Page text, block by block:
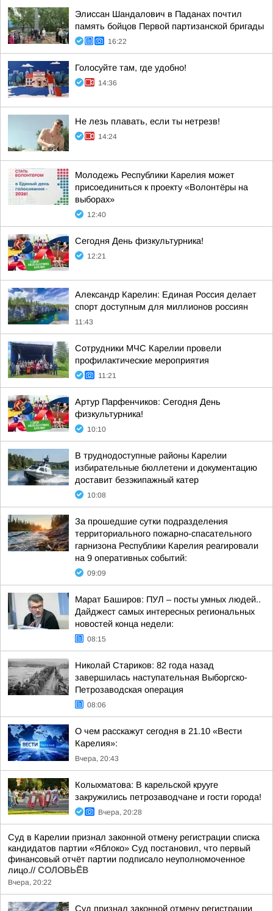
Элиссан Шандалович в Паданах почтил
память бойцов Первой партизанской бригады
16:22
Голосуйте там, где удобно!
14:36
Не лезь плавать, если ты нетрезв!
14:24
Молодежь Республики Карелия может
присоединиться к проекту «Волонтёры на
выборах»
12:40
Сегодня День физкультурника!
12:21
Александр Карелин: Единая Россия делает
спорт доступным для миллионов россиян
11:43
Сотрудники МЧС Карелии провели
профилактические мероприятия
11:21
Артур Парфенчиков: Сегодня День
физкультурника!
10:10
В труднодоступные районы Карелии
избирательные бюллетени и документацию
доставит безэкипажный катер
10:08
За прошедшие сутки подразделения
территориального пожарно-спасательного
гарнизона Республики Карелия реагировали
на 9 оперативных событий:
09:09
Марат Баширов: ПУЛ – посты умных людей..
Дайджест самых интересных региональных
новостей конца недели:
08:15
Николай Стариков: 82 года назад
завершилась наступательная Выборгско-
Петрозаводская операция
08:06
О чем расскажут сегодня в 21.10 «Вести
Карелия»:
Вчера, 20:43
Колыхматова: В карельской крууге
закружились петрозаводчане и гости города!
Вчера, 20:28
Суд в Карелии признал законной отмену регистрации списка
кандидатов партии «Яблоко» Суд постановил, что первый
финансовый отчёт партии подписало неуполномоченное
лицо.// СОЛОВЬЁВ
Вчера, 20:22
Суд признал законной отмену регистрации